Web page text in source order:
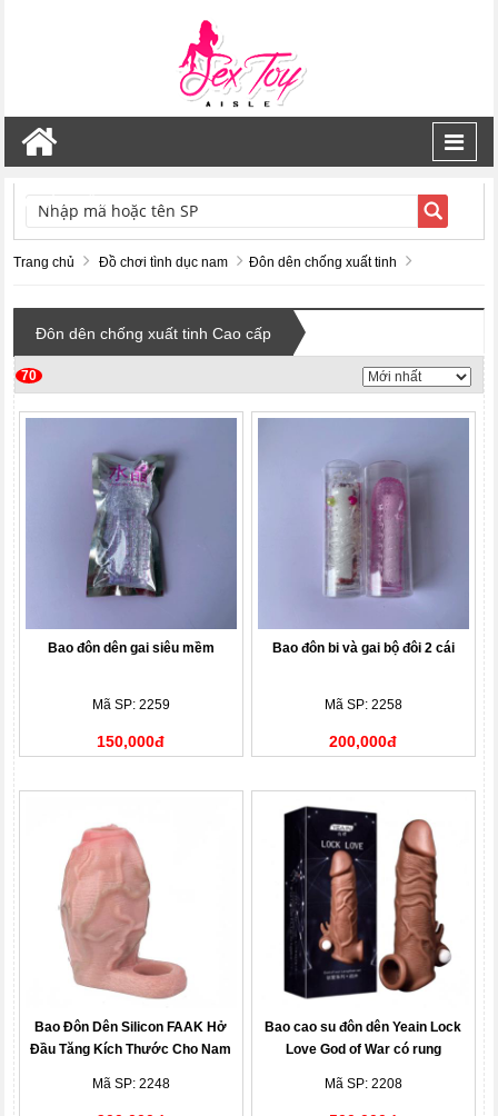
TÌM KIẾM
Trang chủ Đồ chơi tình dục nam Đôn dên chống xuất tinh
Đôn dên chống xuất tinh Cao cấp
70
Bao đôn dên gai siêu mềm
Mã SP: 2259
150,000đ
Bao đôn bi và gai bộ đôi 2 cái
Mã SP: 2258
200,000đ
Bao Đôn Dên Silicon FAAK Hở
Đầu Tăng Kích Thước Cho Nam
Mã SP: 2248
Bao cao su đôn dên Yeain Lock
Love God of War có rung
Mã SP: 2208